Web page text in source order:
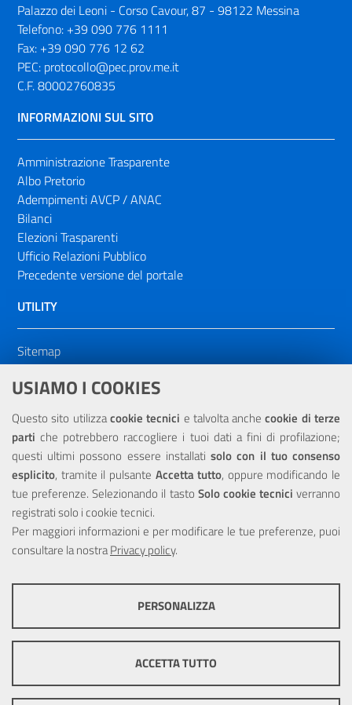
USIAMO I COOKIES
Questo sito utilizzacookie tecnici e talvolta anchecookie di terze
parti che potrebbero raccogliere i tuoi dati a fini di profilazione;
questi ultimi possono essere installatisolo con il tuo consenso
esplicito, tramite il pulsante Accetta tutto, oppure modificando le
tue preferenze. Selezionando il tasto Solo cookie tecnici verranno
registrati solo i cookie tecnici.
Per maggiori informazioni e per modificare le tue preferenze, puoi
consultare la nostraPrivacy policy.
ottimale per ogni utente. Essi non raccolgono i tuoi dati e le tue
informazioni di navigazione per scopi di marketing e profilazione, e
pertanto possono essere utilizzati senza bisogno di acquisire il tuo
PERSONALIZZA
ACCETTA TUTTO
Palazzo dei Leoni - Corso Cavour, 87 - 98122 Messina
Telefono: +39 090 776 1111
Fax: +39 090 776 12 62
PEC: protocollo@pec.prov.me.it
C.F. 80002760835
INFORMAZIONI SUL SITO
Amministrazione Trasparente
Albo Pretorio
Adempimenti AVCP / ANAC
Bilanci
Elezioni Trasparenti
Ufficio Relazioni Pubblico
Precedente versione del portale
UTILITY
Sitemap
Dichiarazione di accessibilità
NOTE LEGALI
Privacy
Portale realizzato con la partecipazione finanziaria dell'Unione
Europea tramite i fondi del POR Sicilia 2000/2006 Misura 6.05 -